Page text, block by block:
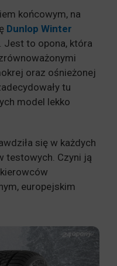
końcowym, na
Dunlop Winter
Jest to opona, która
oraz ośnieżonej
tu
model lekko
się w każdych
testowych. Czyni ją
europejskim